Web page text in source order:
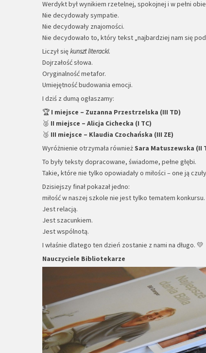
Werdykt był wynikiem rzetelnej, spokojnej i w pełni
Nie decydowały sympatie.
Nie decydowały znajomości.
Nie decydowało to, który tekst „najbardziej nam się
Liczył siękunszt literacki.
Dojrzałość słowa.
Oryginalność metafor.
Umiejętność budowania emocji.
I dziś z dumą ogłaszamy:
🏆 I miejsce – Zuzanna Przestrzelska (III TD)
🥈 II miejsce – Alicja Cichecka (I TC)
🥉 III miejsce – Klaudia Czochańska (III ZE)
Wyróżnienie otrzymała również Sara Matuszewska (II
To były teksty dopracowane, świadome, pełne głębi.
Takie, które nie tylko opowiadały o miłości – one ją
Dzisiejszy finał pokazał jedno:
miłość w naszej szkole nie jest tylko tematem konkursu.
Jest relacją.
Jest szacunkiem.
Jest wspólnotą.
I właśnie dlatego ten dzień zostanie z nami na długo. 💛
Nauczyciele Bibliotekarze